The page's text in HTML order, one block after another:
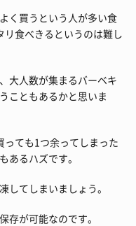
く買うという人が多い食
食べきるというのは難し
大人数が集まるバーベキ
こともあるかと思いま
っても1つ余ってしまった
あるハズです。
してしまいましょう。
存が可能なのです。